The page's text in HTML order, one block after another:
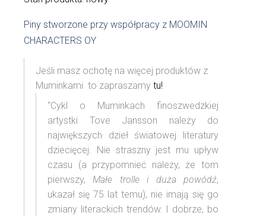
Piny stworzone przy współpracy z MOOMIN
CHARACTERS OY
Jeśli masz ochotę na więcej produktów z
Muminkami to zapraszamy tu!
“Cykl o Muminkach finoszwedzkiej
artystki Tove Jansson należy do
największych dzieł światowej literatury
dziecięcej. Nie straszny jest mu upływ
czasu (a przypomnieć należy, że tom
pierwszy,Małe trolle i duża powódź,
ukazał się 75 lat temu), nie imają się go
zmiany literackich trendów. I dobrze, bo